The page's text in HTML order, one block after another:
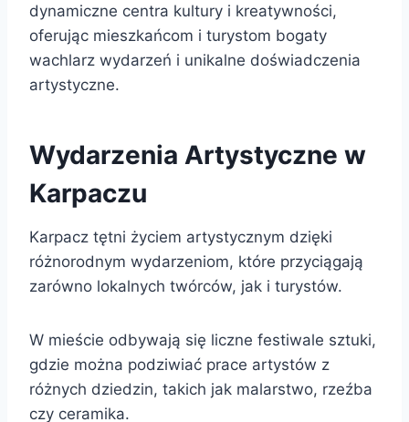
dynamiczne centra kultury i kreatywności,
oferując mieszkańcom i turystom bogaty
wachlarz wydarzeń i unikalne doświadczenia
artystyczne.
Wydarzenia Artystyczne w
Karpaczu
Karpacz tętni życiem artystycznym dzięki
różnorodnym wydarzeniom, które przyciągają
zarówno lokalnych twórców, jak i turystów.
W mieście odbywają się liczne festiwale sztuki,
gdzie można podziwiać prace artystów z
różnych dziedzin, takich jak malarstwo, rzeźba
czy ceramika.